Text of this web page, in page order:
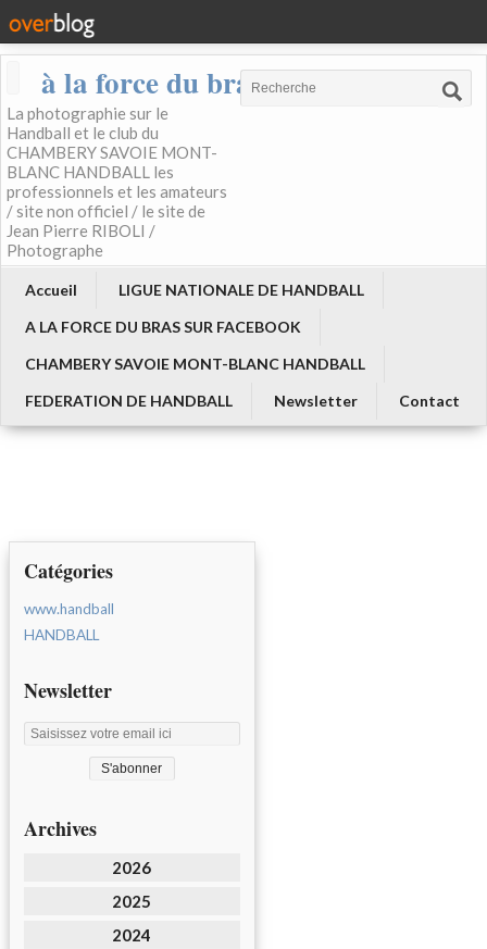
à la force du bras
La photographie sur le
Handball et le club du
CHAMBERY SAVOIE MONT-
BLANC HANDBALL les
professionnels et les amateurs
/ site non officiel / le site de
Jean Pierre RIBOLI /
Photographe
Accueil
LIGUE NATIONALE DE HANDBALL
A LA FORCE DU BRAS SUR FACEBOOK
CHAMBERY SAVOIE MONT-BLANC HANDBALL
FEDERATION DE HANDBALL
Newsletter Contact
Catégories
www.handball
HANDBALL
Newsletter
Archives
2026
2025
2024